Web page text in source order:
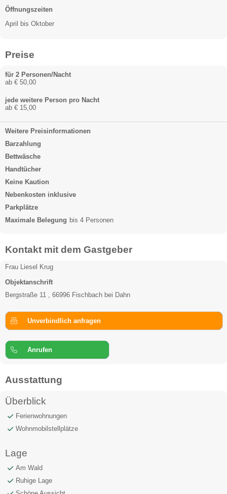
Öffnungszeiten
April bis Oktober
Preise
für 2 Personen/Nacht
ab € 50,00
jede weitere Person pro Nacht
ab € 15,00
Weitere Preisinformationen
Barzahlung
Bettwäsche
Handtücher
Keine Kaution
Nebenkosten inklusive
Parkplätze
Maximale Belegung bis 4 Personen
Kontakt mit dem Gastgeber
Frau Liesel Krug
Objektanschrift
Bergstraße 11 , 66996 Fischbach bei Dahn
Unverbindlich anfragen
Anrufen
Ausstattung
Überblick
Ferienwohnungen
Wohnmobilstellplätze
Lage
Am Wald
Ruhige Lage